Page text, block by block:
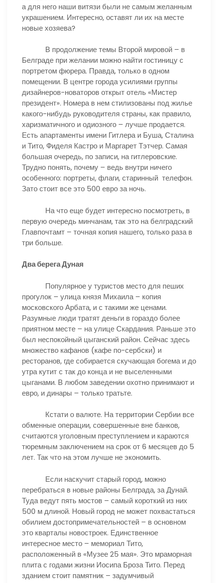
а для него наши витязи были не самым желанным
украшением. Интересно, оставят ли их на месте
новые хозяева?
В продолжение темы Второй мировой – в
Белграде при желании можно найти гостиницу с
портретом фюрера. Правда, только в одном
помещении. В центре города усилиями группы
дизайнеров-новаторов открыт отель «Мистер
президент». Номера в нем стилизованы под жилье
какого-нибудь руководителя страны, как правило,
харизматичного и одиозного – лучше продается.
Есть апартаменты имени Гитлера и Буша, Сталина
и Тито, Фиделя Кастро и Маргарет Тэтчер. Самая
большая очередь, по записи, на гитлеровские.
Трудно понять, почему – ведь внутри ничего
особенного: портреты, флаги, старинный телефон.
Зато стоит все это 500 евро за ночь.
На что еще будет интересно посмотреть, в
первую очередь минчанам, так это на белградский
Главпочтамт – точная копия нашего, только раза в
три больше.
Два берега Дуная
Популярное у туристов место для пеших
прогулок – улица князя Михаила – копия
московского Арбата, и с такими же ценами.
Разумные люди тратят деньги в гораздо более
приятном месте – на улице Скардания. Раньше это
был неспокойный цыганский район. Сейчас здесь
множество кафанов (кафе по-сербски) и
ресторанов, где собирается скучающая богема и до
утра кутит с так до конца и не выселенными
цыганами. В любом заведении охотно принимают и
евро, и динары – только тратьте.
Кстати о валюте. На территории Сербии все
обменные операции, совершенные вне банков,
считаются уголовным преступлением и караются
тюремным заключением на срок от 6 месяцев до 5
лет. Так что на этом лучше не экономить.
Если наскучит старый город, можно
перебраться в новые районы Белграда, за Дунай.
Туда ведут пять мостов – самый короткий из них
500 м длиной. Новый город не может похвастаться
обилием достопримечательностей – в основном
это кварталы новостроек. Единственное
интересное место – мемориал Тито,
расположенный в «Музее 25 мая». Это мраморная
плита с годами жизни Иосипа Броза Тито. Перед
зданием стоит памятник – задумчивый